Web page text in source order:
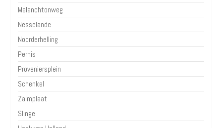
Melanchtonweg
Nesselande
Noorderhelling
Pernis
Proveniersplein
Schenkel
Zalmplaat
Slinge